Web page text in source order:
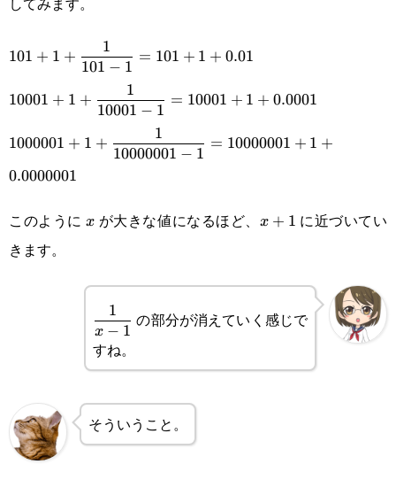
\displaystyle 101+1+\frac{1}{101-
1}=101+1+0.01\\\displaystyle10001+1+\frac{1}
{10001-1}=10001+1+0.0001\\\displaystyle
1000001+1+\frac{1}{10000001-
1}=10000001+1+0.0000001
101 + 1 +
101 − 1
1
= 101 + 1 + 0.01
10001 + 1 +
10001 − 1
1
= 10001 + 1 + 0.0001
1000001 + 1 +
10000001 − 1
1
= 10000001 + 1 +
0.0000001
このようにx
x が大きな値になるほど、 x+1
x + 1 に近づいてい
きます。
\displaystyle
\frac{1}{x-
1}
x − 1
1
の部分が消えていく感じで
すね。
そういうこと。